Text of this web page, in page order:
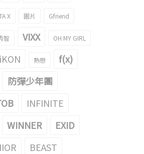
X 圖片 Gfriend
智 VIXX OH MY GIRL
iKON 熱戀
f(x)
防彈少年團
INFINITE
WINNER EXID
BEAST